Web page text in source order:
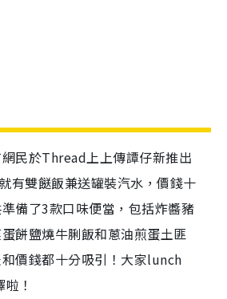
民於Thread上上傳譚仔新推出
有雙餸飯兼送罐裝汽水，價錢十
備了3款口味便當，包括炸醬豬
餅鹽燒牛脷飯和蔥油煎蛋土匪
價錢都十分吸引！大家lunch
！